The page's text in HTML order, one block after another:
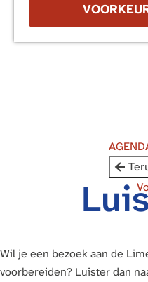
Wil je een bezoek aan de
voorbereiden? Luister dan